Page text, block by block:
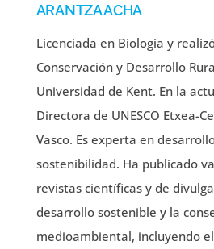
ARANTZA ACHA
Licenciada en Biología y
Conservación y Desarrollo
Universidad de Kent. En la
Directora de UNESCO Etxea-
Vasco. Es experta en
sostenibilidad. Ha publicado
revistas científicas y de
desarrollo sostenible y la
medioambiental, incluyendo